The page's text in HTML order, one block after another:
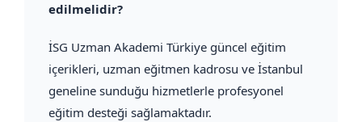
edilmelidir?
İSG Uzman Akademi Türkiye güncel eğitim
içerikleri, uzman eğitmen kadrosu ve İstanbul
geneline sunduğu hizmetlerle profesyonel
eğitim desteği sağlamaktadır.